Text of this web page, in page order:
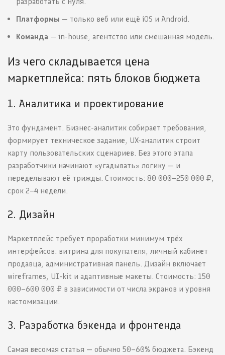
Платформы — только веб или ещё iOS и Android.
Команда — in-house, агентство или смешанная модель.
Из чего складывается цена
маркетплейса: пять блоков бюджета
1. Аналитика и проектирование
Это фундамент. Бизнес-аналитик собирает требования,
формирует техническое задание, UX-аналитик строит
карту пользовательских сценариев. Без этого этапа
разработчики начинают «угадывать» логику — и
переделывают её трижды. Стоимость: 80 000–250 000 ₽,
срок 2–4 недели.
2. Дизайн
Маркетплейс требует проработки минимум трёх
интерфейсов: витрина для покупателя, личный кабинет
продавца, административная панель. Дизайн включает
wireframes, UI-kit и адаптивные макеты. Стоимость: 150
000–600 000 ₽ в зависимости от числа экранов и уровня
кастомизации.
3. Разработка бэкенда и фронтенда
Самая весомая статья — обычно 50–60% бюджета. Бэкенд